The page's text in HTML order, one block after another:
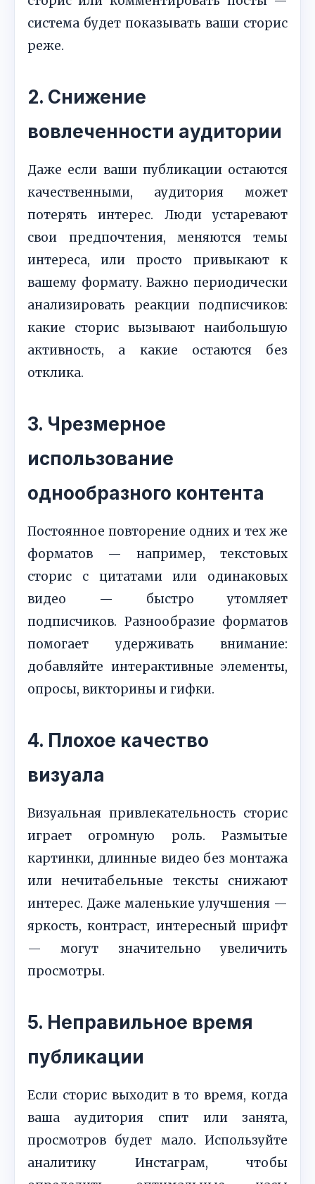
система будет показывать ваши сторис
реже.
2. Снижение
вовлеченности аудитории
Даже если ваши публикации остаются
качественными, аудитория может
потерять интерес. Люди устаревают
свои предпочтения, меняются темы
интереса, или просто привыкают к
вашему формату. Важно периодически
анализировать реакции подписчиков:
какие сторис вызывают наибольшую
активность, а какие остаются без
отклика.
3. Чрезмерное
использование
однообразного контента
Постоянное повторение одних и тех же
форматов — например, текстовых
сторис с цитатами или одинаковых
видео — быстро утомляет
подписчиков. Разнообразие форматов
помогает удерживать внимание:
добавляйте интерактивные элементы,
опросы, викторины и гифки.
4. Плохое качество
визуала
Визуальная привлекательность сторис
играет огромную роль. Размытые
картинки, длинные видео без монтажа
или нечитабельные тексты снижают
интерес. Даже маленькие улучшения —
яркость, контраст, интересный шрифт
— могут значительно увеличить
просмотры.
5. Неправильное время
публикации
Если сторис выходит в то время, когда
ваша аудитория спит или занята,
просмотров будет мало. Используйте
аналитику Инстаграм, чтобы